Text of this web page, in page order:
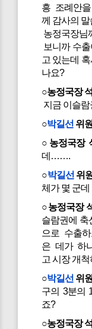
흥 조례안
께 감사의
농정국장님
보니까 수
고 있는데
나요?
○농정국장
지금 이슬
○박길선 위원
○농정국장
데…….
○박길선 위원
체가 몇 군
○농정국장
슬람권에 축
으로 수출
은 데가 하
고 시장 개
○박길선 위원
구의 3분의
죠?
○농정국장